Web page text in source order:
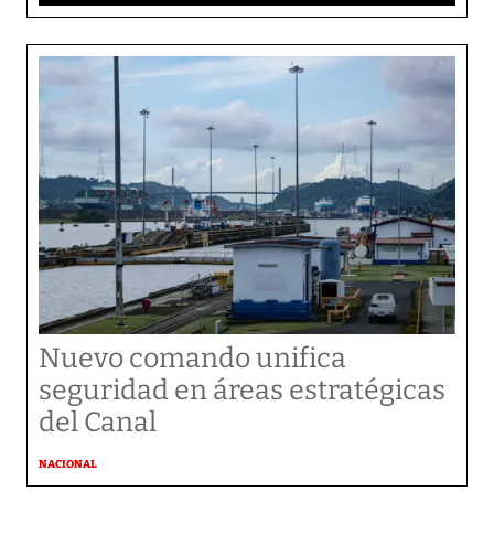
Nuevo comando unifica
seguridad en áreas estratégicas
del Canal
NACIONAL